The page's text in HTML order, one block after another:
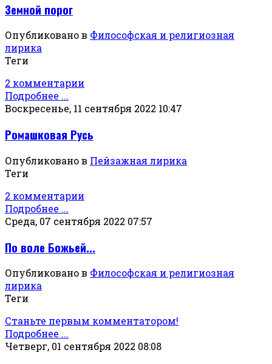
Земной порог
Опубликовано в Философская и религиозная
лирика
Теги
2 комментарии
Подробнее ...
Воскресенье, 11 сентября 2022 10:47
Ромашковая Русь
Опубликовано в Пейзажная лирика
Теги
2 комментарии
Подробнее ...
Среда, 07 сентября 2022 07:57
По воле Божьей...
Опубликовано в Философская и религиозная
лирика
Теги
Станьте первым комментатором!
Подробнее ...
Четверг, 01 сентября 2022 08:08